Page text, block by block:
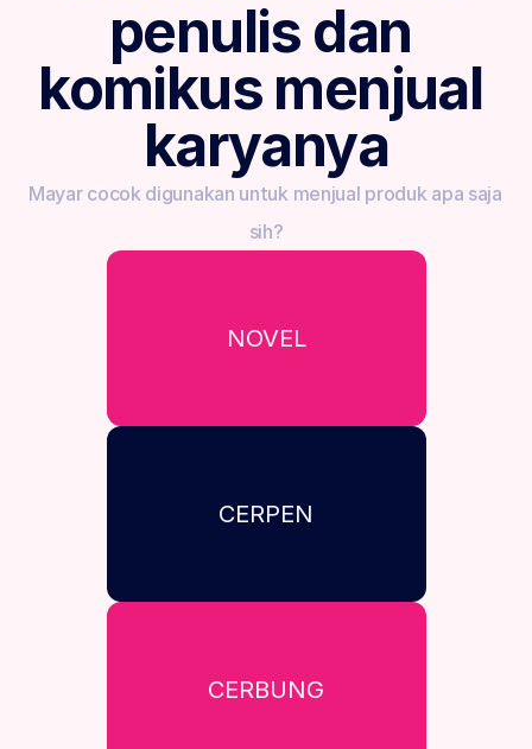
penulis dan
komikus menjual
karyanya
Mayar cocok digunakan untuk menjual produk apa saja
sih?
NOVEL
CERPEN
CERBUNG